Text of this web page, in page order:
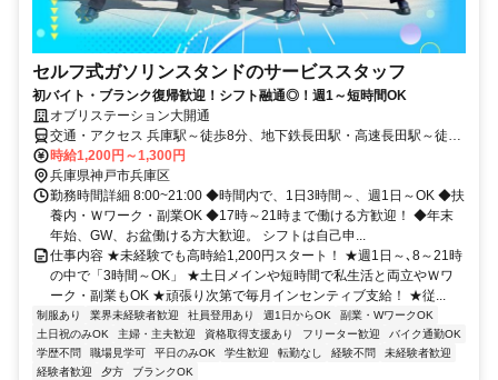
セルフ式ガソリンスタンドのサービススタッフ
初バイト・ブランク復帰歓迎！シフト融通◎！週1～短時間OK
オブリステーション大開通
交通・アクセス 兵庫駅～徒歩8分、地下鉄長田駅・高速長田駅～徒歩
13分
時給1,200円～1,300円
兵庫県神戸市兵庫区
勤務時間詳細 8:00~21:00 ◆時間内で、1日3時間～、週1日～OK ◆扶
養内・Ｗワーク・副業OK ◆17時～21時まで働ける方歓迎！ ◆年末
年始、GW、お盆働ける方大歓迎。 シフトは自己申...
仕事内容 ★未経験でも高時給1,200円スタート！ ★週1日～､8～21時
の中で「3時間～OK」 ★土日メインや短時間で私生活と両立やＷワ
ーク・副業もOK ★頑張り次第で毎月インセンティブ支給！ ★従...
制服あり 業界未経験者歓迎 社員登用あり 週1日からOK
副業・WワークOK
土日祝のみOK
主婦・主夫歓迎 資格取得支援あり フリーター歓迎
バイク通勤OK
学歴不問
職場見学可 平日のみOK 学生歓迎 転勤なし 経験不問
未経験者歓迎
経験者歓迎
夕方 ブランクOK